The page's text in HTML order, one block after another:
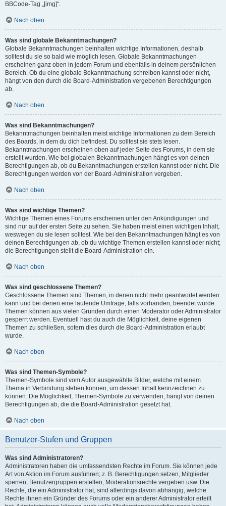
BBCode-Tag „[img]“.
Nach oben
Was sind globale Bekanntmachungen?
Globale Bekanntmachungen beinhalten wichtige Informationen, deshalb
solltest du sie so bald wie möglich lesen. Globale Bekanntmachungen
erscheinen ganz oben in jedem Forum und ebenfalls in deinem persönlichen
Bereich. Ob du eine globale Bekanntmachung schreiben kannst oder nicht,
hängt von den durch die Board-Administration vergebenen Berechtigungen
ab.
Nach oben
Was sind Bekanntmachungen?
Bekanntmachungen beinhalten meist wichtige Informationen zu dem Bereich
des Boards, in dem du dich befindest. Du solltest sie stets lesen.
Bekanntmachungen erscheinen oben auf jeder Seite des Forums, in dem sie
erstellt wurden. Wie bei globalen Bekanntmachungen hängt es von deinen
Berechtigungen ab, ob du Bekanntmachungen erstellen kannst oder nicht. Die
Berechtigungen werden von der Board-Administration vergeben.
Nach oben
Was sind wichtige Themen?
Wichtige Themen eines Forums erscheinen unter den Ankündigungen und
sind nur auf der ersten Seite zu sehen. Sie haben meist einen wichtigen Inhalt,
weswegen du sie lesen solltest. Wie bei den Bekanntmachungen hängt es von
deinen Berechtigungen ab, ob du wichtige Themen erstellen kannst oder nicht;
die Berechtigungen stellt die Board-Administration ein.
Nach oben
Was sind geschlossene Themen?
Geschlossene Themen sind Themen, in denen nicht mehr geantwortet werden
kann und bei denen eine laufende Umfrage, falls vorhanden, beendet wurde.
Themen können aus vielen Gründen durch einen Moderator oder Administrator
gesperrt werden. Eventuell hast du auch die Möglichkeit, deine eigenen
Themen zu schließen, sofern dies durch die Board-Administration erlaubt
wurde.
Nach oben
Was sind Themen-Symbole?
Themen-Symbole sind vom Autor ausgewählte Bilder, welche mit einem
Thema in Verbindung stehen können, um dessen Inhalt kennzeichnen zu
können. Die Möglichkeit, Themen-Symbole zu verwenden, hängt von deinen
Berechtigungen ab, die die Board-Administration gesetzt hat.
Nach oben
Benutzer-Stufen und Gruppen
Was sind Administratoren?
Administratoren haben die umfassendsten Rechte im Forum. Sie können jede
Art von Aktion im Forum ausführen; z. B. Berechtigungen setzen, Mitglieder
sperren, Benutzergruppen erstellen, Moderationsrechte vergeben usw. Die
Rechte, die ein Administrator hat, sind allerdings davon abhängig, welche
Rechte ihnen ein Gründer des Forums oder ein anderer Administrator erteilt